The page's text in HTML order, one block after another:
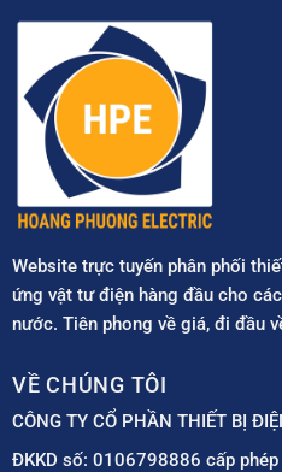
Website trực tuyến phân phối
ứng vật tư điện hàng đầu cho
nước. Tiên phong về giá, đi đầu
VỀ CHÚNG TÔI
CÔNG TY CỔ PHẦN THIẾT BỊ
ĐKKD số: 0106798886 cấp